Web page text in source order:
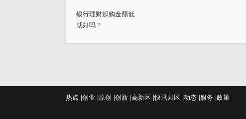
银行理财起购金额低
就好吗？
热点 |创业 |原创 |创新 |高新区 |快讯园区 |动态 |服务 |政策